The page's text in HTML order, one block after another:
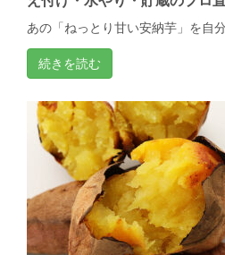
あの「ねっとり甘い安納芋」を自
続きを読む